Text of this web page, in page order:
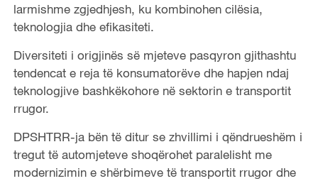
larmishme zgjedhjesh, ku kombinohen cilësia,
teknologjia dhe efikasiteti.
Diversiteti i origjinës së mjeteve pasqyron gjithashtu
tendencat e reja të konsumatorëve dhe hapjen ndaj
teknologjive bashkëkohore në sektorin e transportit
rrugor.
DPSHTRR-ja bën të ditur se zhvillimi i qëndrueshëm i
tregut të automjeteve shoqërohet paralelisht me
modernizimin e shërbimeve të transportit rrugor dhe